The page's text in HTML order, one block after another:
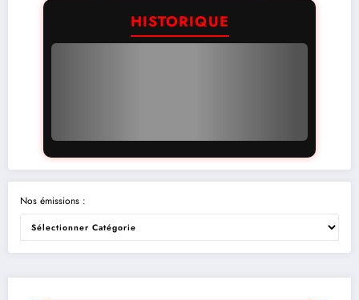
HISTORIQUE
Nos émissions :